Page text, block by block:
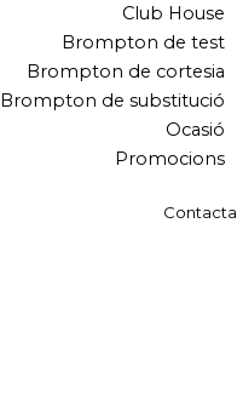
Club House
Brompton de test
Brompton de cortesia
Brompton de substitució
Ocasió
Promocions
Contacta